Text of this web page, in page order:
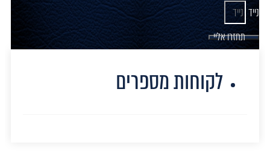
נייד
תחזרו אליי
לקוחות מספרים